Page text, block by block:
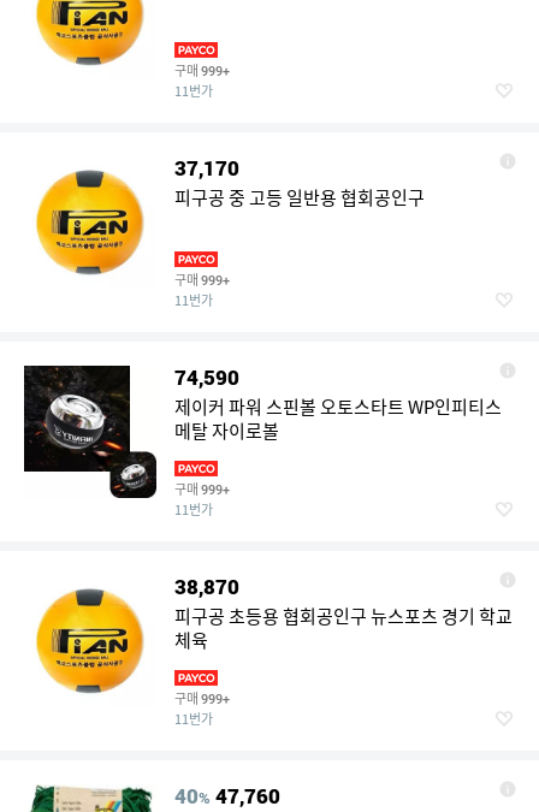
구매 999+
11번가
37,170
피구공 중 고등 일반용 협회공인구
구매 999+
11번가
74,590
제이커 파워 스핀볼 오토스타트 WP인피티스
메탈 자이로볼
구매 999+
11번가
38,870
피구공 초등용 협회공인구 뉴스포츠 경기 학교
체육
구매 999+
11번가
40% 47,760